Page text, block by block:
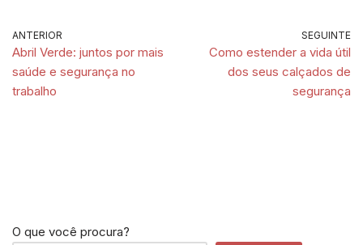
ANTERIOR
Abril Verde: juntos por mais
saúde e segurança no
trabalho
SEGUINTE
Como estender a vida útil
dos seus calçados de
segurança
O que você procura?